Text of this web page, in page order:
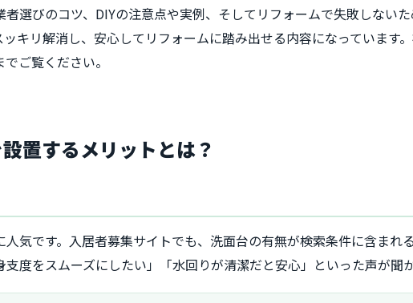
選びのコツ、DIYの注意点や実例、そしてリフォームで失敗しない
キリ解消し、安心してリフォームに踏み出せる内容になっています
ご覧ください。
置するメリットとは？
気です。入居者募集サイトでも、洗面台の有無が検索条件に含まれ
度をスムーズにしたい」「水回りが清潔だと安心」といった声が聞か